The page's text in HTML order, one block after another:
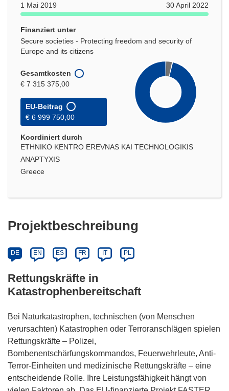
1 Mai 2019
30 April 2022
Finanziert unter
Secure societies - Protecting freedom and security of
Europe and its citizens
Gesamtkosten
€ 7 315 375,00
EU-Beitrag
€ 6 999 750,00
Koordiniert durch
ETHNIKO KENTRO EREVNAS KAI TECHNOLOGIKIS
ANAPTYXIS
Greece
Projektbeschreibung
DE EN ES FR IT PL
Rettungskräfte in
Katastrophenbereitschaft
Bei Naturkatastrophen, technischen (von Menschen
verursachten) Katastrophen oder Terroranschlägen spielen
Rettungskräfte – Polizei,
Bombenentschärfungskommandos, Feuerwehrleute, Anti-
Terror-Einheiten und medizinische Rettungskräfte – eine
entscheidende Rolle. Ihre Leistungsfähigkeit hängt von